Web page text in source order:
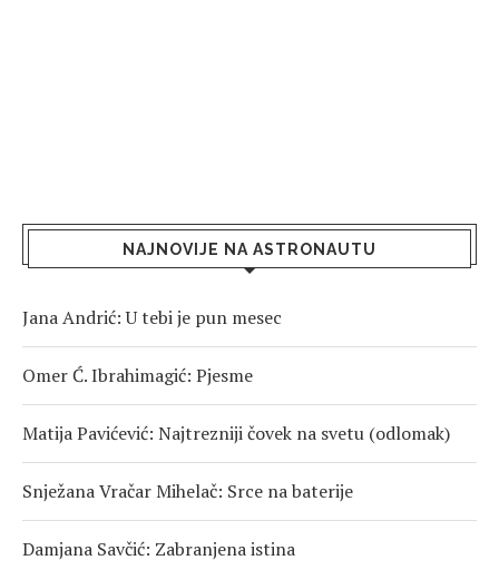
NAJNOVIJE NA ASTRONAUTU
Jana Andrić: U tebi je pun mesec
Omer Ć. Ibrahimagić: Pjesme
Matija Pavićević: Najtrezniji čovek na svetu (odlomak)
Snježana Vračar Mihelač: Srce na baterije
Damjana Savčić: Zabranjena istina